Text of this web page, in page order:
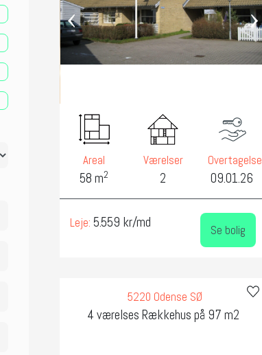
‹ ›
Areal
58 m2
Værelser
2
Overtagelse
09.01.26
Leje: 5.559 kr/md Se bolig
5220 Odense SØ
4 værelses Rækkehus på 97 m2